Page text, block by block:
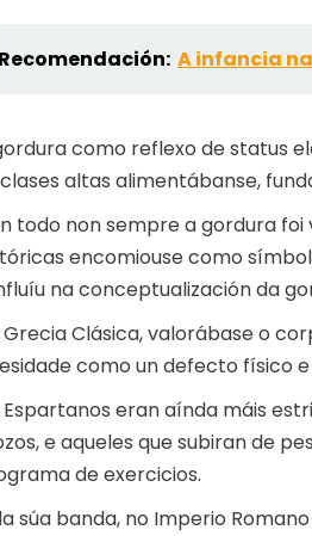
Recomendación: A infancia
como reflexo de status
altas alimentábanse,
todo non sempre a gordura
encomiouse como
na conceptualización da
Grecia Clásica, valorábase o
como un defecto físico
Espartanos eran aínda máis
e aqueles que subiran de
de exercicios.
súa banda, no Imperio